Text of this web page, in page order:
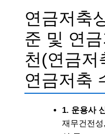
연금저축
준 및 연
천(연금저
연금저축
1. 운용사
재무건전